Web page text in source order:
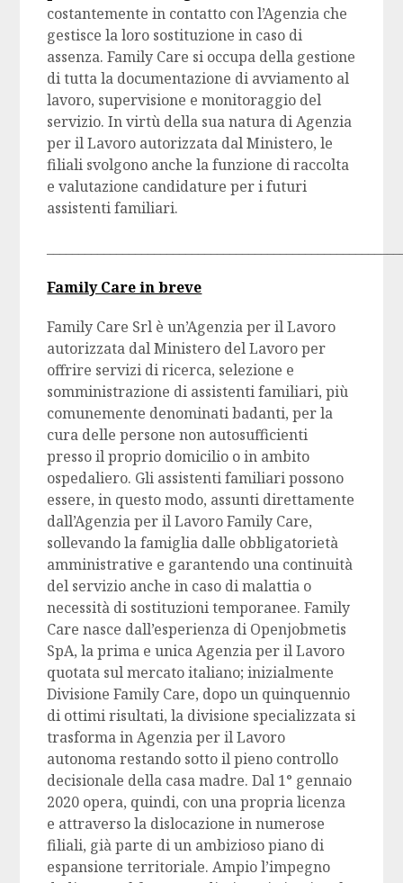
costantemente in contatto con l’Agenzia che
gestisce la loro sostituzione in caso di
assenza. Family Care si occupa della gestione
di tutta la documentazione di avviamento al
lavoro, supervisione e monitoraggio del
servizio. In virtù della sua natura di Agenzia
per il Lavoro autorizzata dal Ministero, le
filiali svolgono anche la funzione di raccolta
e valutazione candidature per i futuri
assistenti familiari.
Family Care in breve
Family Care Srl è un’Agenzia per il Lavoro
autorizzata dal Ministero del Lavoro per
offrire servizi di ricerca, selezione e
somministrazione di assistenti familiari, più
comunemente denominati badanti, per la
cura delle persone non autosufficienti
presso il proprio domicilio o in ambito
ospedaliero. Gli assistenti familiari possono
essere, in questo modo, assunti direttamente
dall’Agenzia per il Lavoro Family Care,
sollevando la famiglia dalle obbligatorietà
amministrative e garantendo una continuità
del servizio anche in caso di malattia o
necessità di sostituzioni temporanee. Family
Care nasce dall’esperienza di Openjobmetis
SpA, la prima e unica Agenzia per il Lavoro
quotata sul mercato italiano; inizialmente
Divisione Family Care, dopo un quinquennio
di ottimi risultati, la divisione specializzata si
trasforma in Agenzia per il Lavoro
autonoma restando sotto il pieno controllo
decisionale della casa madre. Dal 1° gennaio
2020 opera, quindi, con una propria licenza
e attraverso la dislocazione in numerose
filiali, già parte di un ambizioso piano di
espansione territoriale. Ampio l’impegno